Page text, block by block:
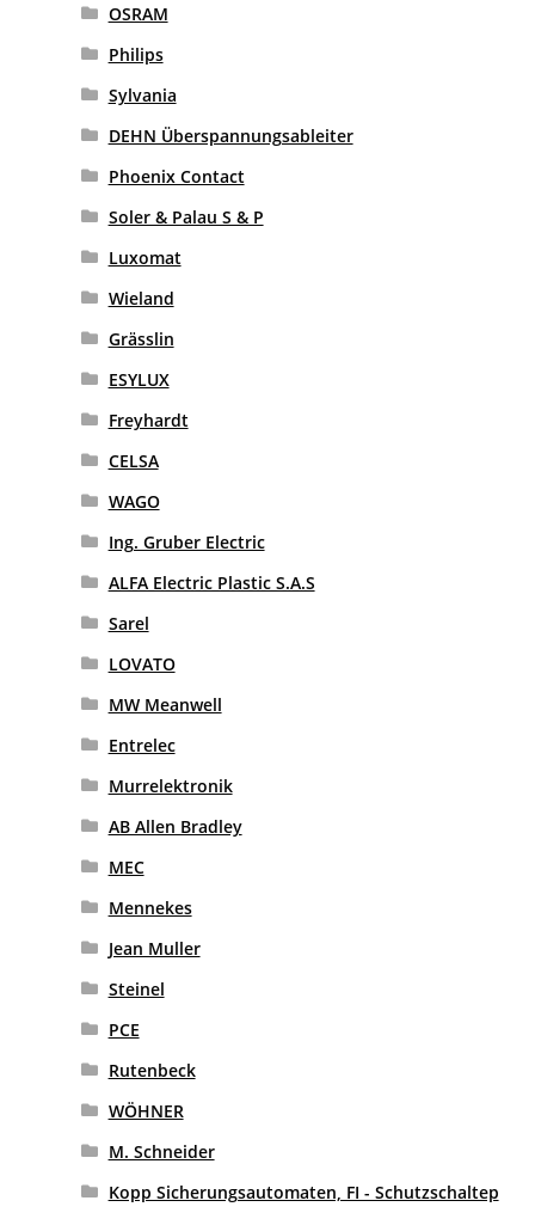
OSRAM
Philips
Sylvania
DEHN Überspannungsableiter
Phoenix Contact
Soler & Palau S & P
Luxomat
Wieland
Grässlin
ESYLUX
Freyhardt
CELSA
WAGO
Ing. Gruber Electric
ALFA Electric Plastic S.A.S
Sarel
LOVATO
MW Meanwell
Entrelec
Murrelektronik
AB Allen Bradley
MEC
Mennekes
Jean Muller
Steinel
PCE
Rutenbeck
WÖHNER
M. Schneider
Kopp Sicherungsautomaten, FI - Schutzschaltep